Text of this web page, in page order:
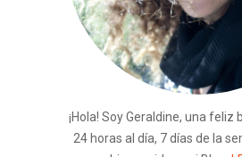
¡Hola! Soy Geraldine, una feliz
24 horas al día, 7 días de la